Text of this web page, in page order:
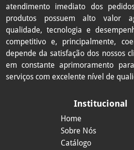
atendimento imediato dos
produtos possuem alto valor
qualidade, tecnologia e
competitivo e, principalmente,
depende da satisfação dos nossos
em constante aprimoramento
serviços com excelente nível de
Institucional
Home
Sobre Nós
Catálogo